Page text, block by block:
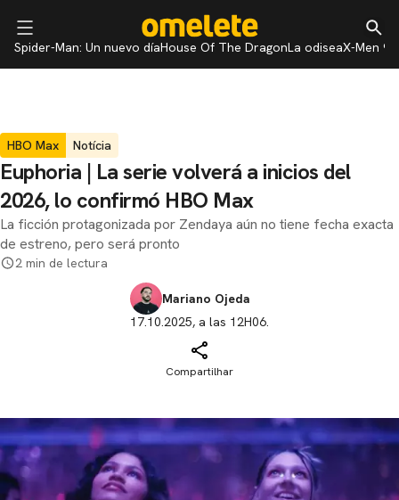
Spider-Man: Un nuevo díaHouse Of The DragonLa odiseaX-Men 97
HBO Max Notícia
Euphoria | La serie volverá a inicios del
2026, lo confirmó HBO Max
La ficción protagonizada por Zendaya aún no tiene fecha exacta
de estreno, pero será pronto
2 min de lectura
Mariano Ojeda
17.10.2025, a las 12H06.
Compartilhar